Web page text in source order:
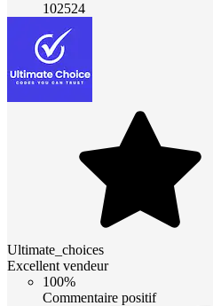
102524
Ultimate_choices
Excellent vendeur
100%
Commentaire positif